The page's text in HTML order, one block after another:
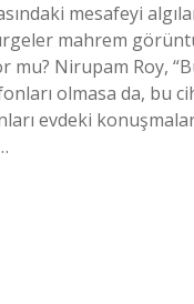
mesafeyi
mahrem
Nirupam Roy,
olmasa da, bu
evdeki